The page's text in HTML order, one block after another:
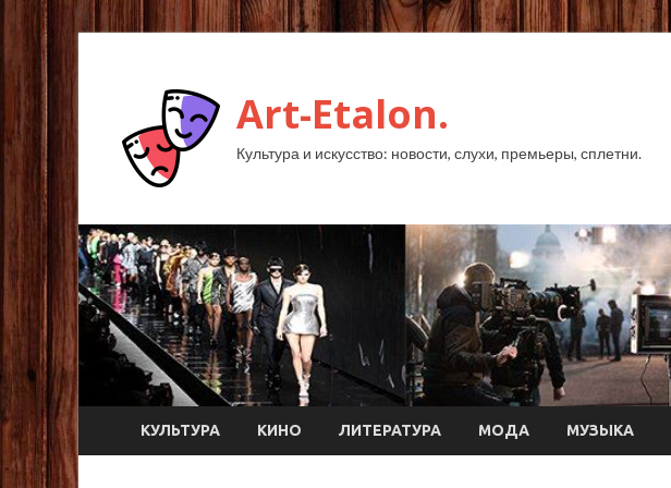
Art-Etalon.
Культура и искусство: новости, слухи, премьеры, сплетни.
КУЛЬТУРА КИНО ЛИТЕРАТУРА МОДА МУЗЫКА